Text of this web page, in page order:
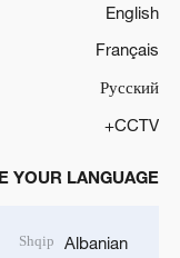
English
Français
Русский
CCTV+
YOUR LANGUAGE
Albanian
Shqip